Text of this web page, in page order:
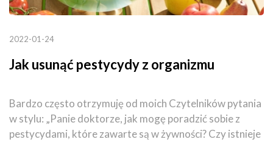
2022-01-24
Jak usunąć pestycydy z organizmu
Bardzo często otrzymuję od moich Czytelników pytania
w stylu: „Panie doktorze, jak mogę poradzić sobie z
pestycydami, które zawarte są w żywności? Czy istnieje